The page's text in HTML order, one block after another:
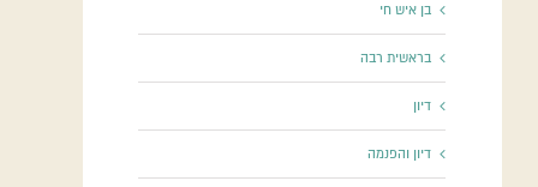
בן איש חי
בראשית רבה
דיון
דיון והפנמה